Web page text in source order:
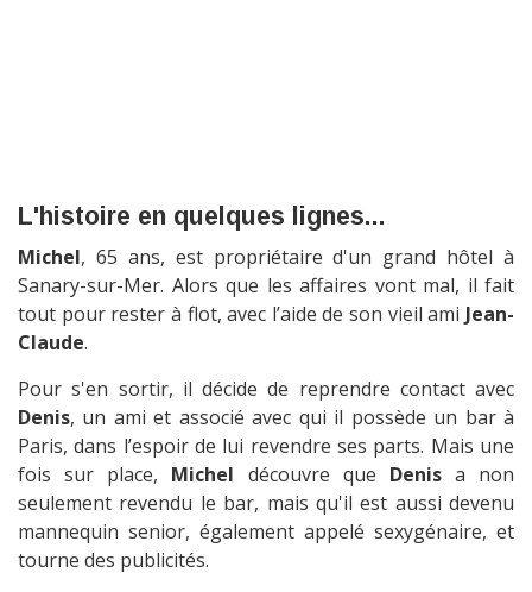
L'histoire en quelques lignes...
Michel, 65 ans, est propriétaire d'un grand hôtel à
Sanary-sur-Mer. Alors que les affaires vont mal, il fait
tout pour rester à flot, avec l’aide de son vieil ami Jean-
Claude.
Pour s'en sortir, il décide de reprendre contact avec
Denis, un ami et associé avec qui il possède un bar à
Paris, dans l’espoir de lui revendre ses parts. Mais une
fois sur place, Michel découvre que Denisa non
seulement revendu le bar, mais qu'il est aussi devenu
mannequin senior, également appelé sexygénaire, et
tourne des publicités.